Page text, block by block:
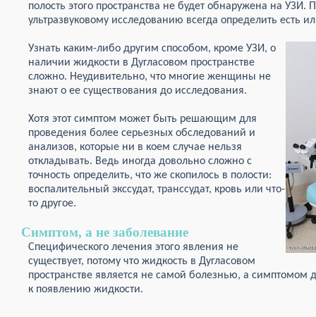
полость этого пространства не будет обнаружена на
ультразвуковому исследованию всегда определить есть
Узнать каким-либо другим способом, кроме УЗИ, о
наличии жидкости в Дугласовом пространстве
сложно. Неудивительно, что многие женщины не
знают о ее существования до исследования.
Хотя этот симптом может быть решающим для
проведения более серьезных обследований и
анализов, которые ни в коем случае нельзя
откладывать. Ведь иногда довольно сложно с
точность определить, что же скопилось в полости:
воспалительный экссудат, транссудат, кровь или что-
то другое.
Симптом, а не заболевание
Специфического лечения этого явления не
существует, потому что жидкость в Дугласовом
пространстве является не самой болезнью, а симптомом
к появлению жидкости.